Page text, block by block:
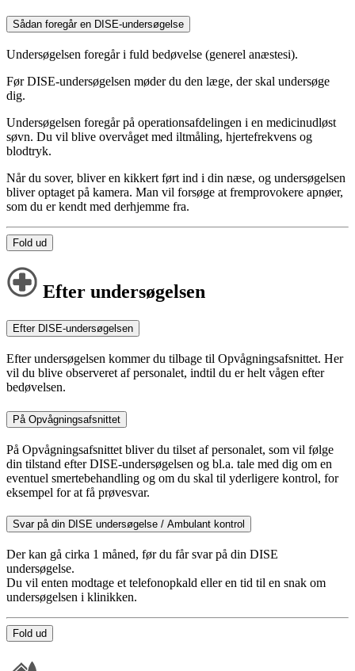
Sådan foregår en DISE-undersøgelse
Undersøgelsen foregår i fuld bedøvelse (generel anæstesi).
Før DISE-undersøgelsen møder du den læge, der skal undersøge
dig.
Undersøgelsen foregår på operationsafdelingen i en medicinudløst
søvn. Du vil blive overvåget med iltmåling, hjertefrekvens og
blodtryk.
Når du sover, bliver en kikkert ført ind i din næse, og undersøgelsen
bliver optaget på kamera. Man vil forsøge at fremprovokere apnøer,
som du er kendt med derhjemme fra.
Fold ud
Efter undersøgelsen
Efter DISE-undersøgelsen
Efter undersøgelsen kommer du tilbage til Opvågningsafsnittet. Her
vil du blive observeret af personalet, indtil du er helt vågen efter
bedøvelsen.
På Opvågningsafsnittet
På Opvågningsafsnittet bliver du tilset af personalet, som vil følge
din tilstand efter DISE-undersøgelsen og bl.a. tale med dig om en
eventuel smertebehandling og om du skal til yderligere kontrol, for
eksempel for at få prøvesvar.
Svar på din DISE undersøgelse / Ambulant kontrol
Der kan gå cirka 1 måned, før du får svar på din DISE
undersøgelse.
Du vil enten modtage et telefonopkald eller en tid til en snak om
undersøgelsen i klinikken.
Fold ud